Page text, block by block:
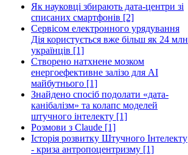
Як науковці збирають дата-центри зі
списаних смартфонів [2]
Сервісом електронного урядування
Дія користується вже більш як 24 млн
українців [1]
Створено натхнене мозком
енергоефективне залізо для AI
майбутнього [1]
Знайдено спосіб подолати «дата-
канібалізм» та колапс моделей
штучного інтелекту [1]
Розмови з Claude [1]
Історія розвитку Штучного Інтелекту
- криза антропоцентризму [1]